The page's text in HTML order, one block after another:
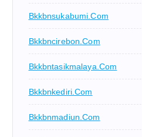
Bkkbnsukabumi.com
Bkkbncirebon.com
Bkkbntasikmalaya.com
Bkkbnkediri.com
Bkkbnmadiun.com